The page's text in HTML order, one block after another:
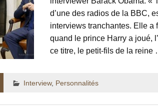
d’une des radios de la BBC,
interviews tranchantes. Elle a
quand le prince Harry a joué,
ce titre, le petit-fils de la reine
Interview, Personnalités